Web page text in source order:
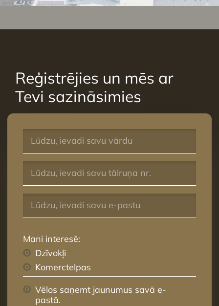
Reģistrējies un mēs ar
Tevi sazināsimies
Mani interesē:
Dzīvokļi
Komerctelpas
Vēlos saņemt jaunumus savā e-
pastā.